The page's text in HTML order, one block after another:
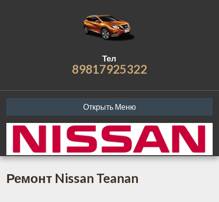
Тел
89817925322
Открыть Меню
Ремонт Nissan Teanan